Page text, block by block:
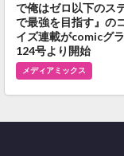
で俺はゼロ以下のス
で最強を目指す』の
イズ連載がcomicグ
124号より開始
メディアミックス